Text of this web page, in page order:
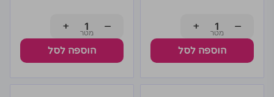
−
+
הוספה לסל
−
+
הוספה לסל